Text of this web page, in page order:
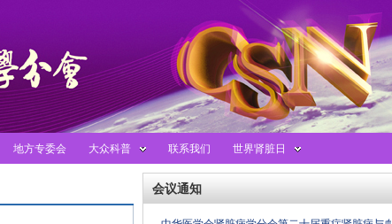
地方专委会 大众科普 联系我们 世界肾脏日
会议通知